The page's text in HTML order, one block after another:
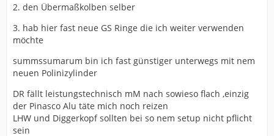
2. den Übermaßkolben selber
3. hab hier fast neue GS Ringe die ich weiter verwenden
möchte
summssumarum bin ich fast günstiger unterwegs mit nem
neuen Polinizylinder
DR fällt leistungstechnisch mM nach sowieso flach ,einzig
der Pinasco Alu täte mich noch reizen
LHW und Diggerkopf sollten bei so nem setup nicht pflicht
sein